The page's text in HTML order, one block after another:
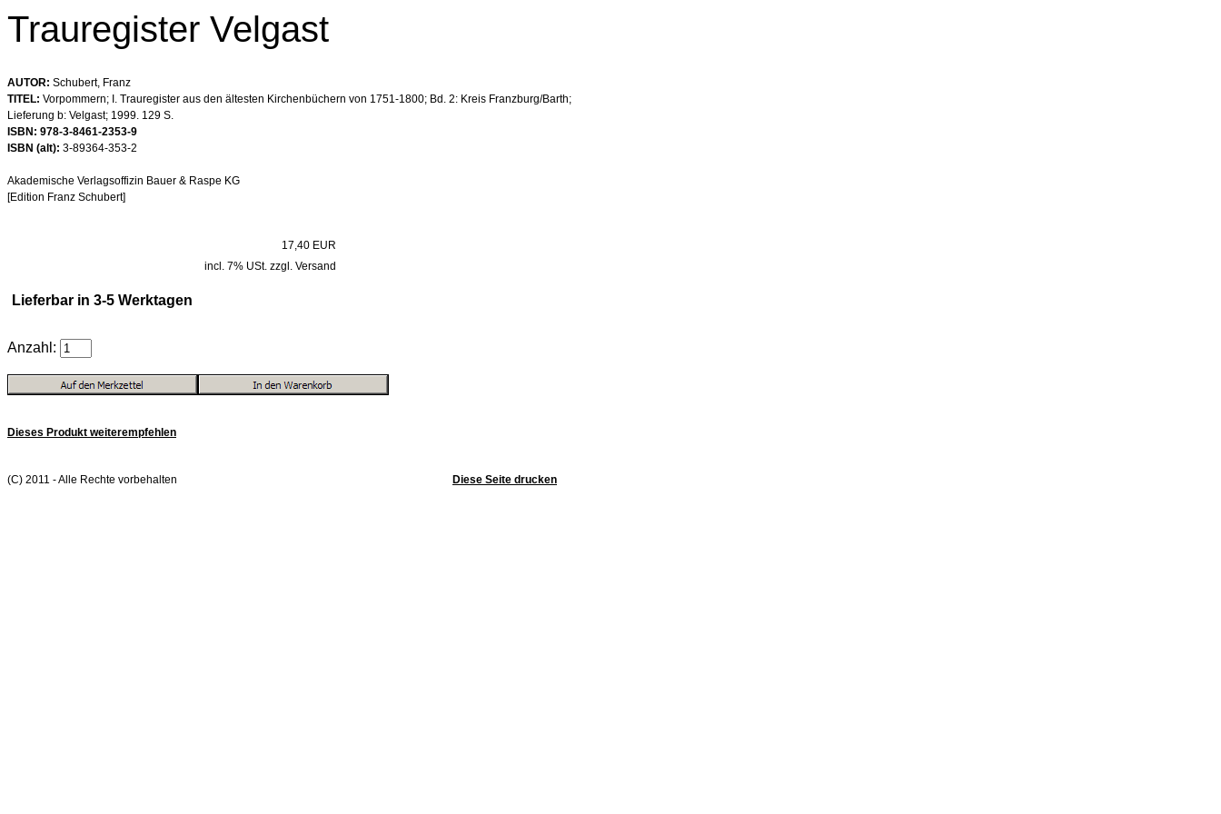
Trauregister Velgast
AUTOR: Schubert, Franz
TITEL: Vorpommern; I. Trauregister aus den ältesten Kirchenbüchern von 1751-1800; Bd. 2: Kreis Franzburg/Barth;
Lieferung b: Velgast; 1999. 129 S.
ISBN: 978-3-8461-2353-9
ISBN (alt): 3-89364-353-2
Akademische Verlagsoffizin Bauer & Raspe KG
[Edition Franz Schubert]
17,40 EUR
incl. 7% USt. zzgl. Versand
Lieferbar in 3-5 Werktagen
Anzahl:
Dieses Produkt weiterempfehlen
(C) 2011 - Alle Rechte vorbehalten Diese Seite drucken